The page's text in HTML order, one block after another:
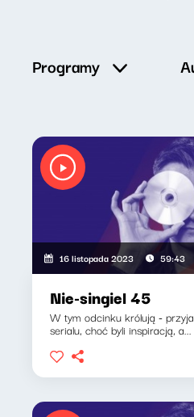
Programy
16 listopada 2023 59:43
Nie-singiel 45
W tym odcinku królują -
serialu, choć byli inspiracją, a...